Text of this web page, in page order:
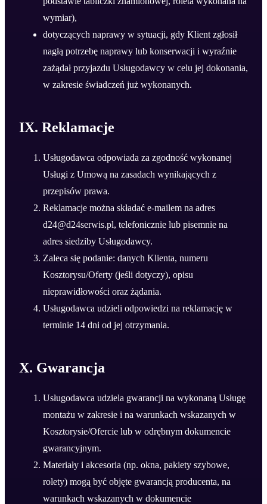
wymiar),
dotyczących naprawy w sytuacji, gdy Klient zgłosił
nagłą potrzebę naprawy lub konserwacji i wyraźnie
zażądał przyjazdu Usługodawcy w celu jej dokonania,
w zakresie świadczeń już wykonanych.
IX. Reklamacje
Usługodawca odpowiada za zgodność wykonanej
Usługi z Umową na zasadach wynikających z
przepisów prawa.
Reklamacje można składać e-mailem na adres
d24@d24serwis.pl, telefonicznie lub pisemnie na
adres siedziby Usługodawcy.
Zaleca się podanie: danych Klienta, numeru
Kosztorysu/Oferty (jeśli dotyczy), opisu
nieprawidłowości oraz żądania.
Usługodawca udzieli odpowiedzi na reklamację w
terminie 14 dni od jej otrzymania.
X. Gwarancja
Usługodawca udziela gwarancji na wykonaną Usługę
montażu w zakresie i na warunkach wskazanych w
Kosztorysie/Ofercie lub w odrębnym dokumencie
gwarancyjnym.
Materiały i akcesoria (np. okna, pakiety szybowe,
rolety) mogą być objęte gwarancją producenta, na
warunkach wskazanych w dokumencie